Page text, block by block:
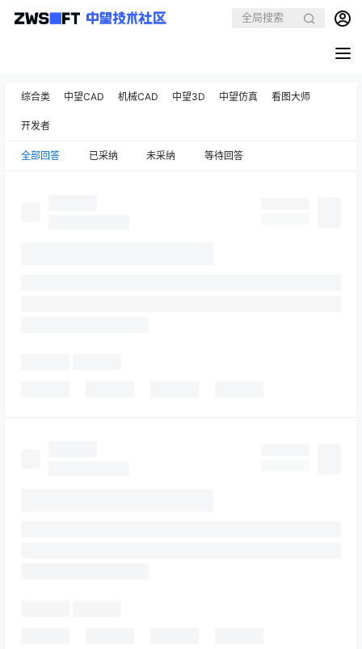
综合类 中望CAD 机械CAD 中望3D 中望仿真 看图大师
开发者
全部回答 已采纳 未采纳 等待回答